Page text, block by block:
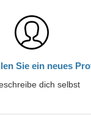
Sie ein neues
dich selbst